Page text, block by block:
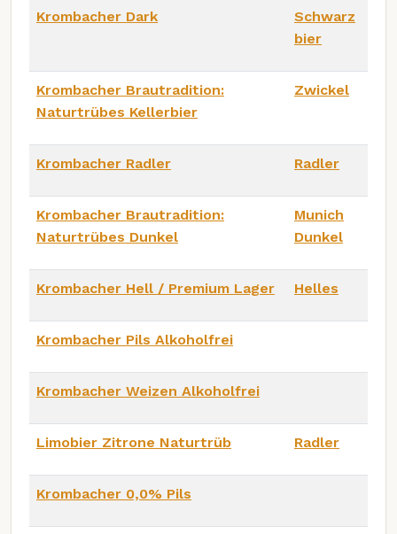
Krombacher Dark
Schwarz
bier
Krombacher Brautradition:
Naturtrübes Kellerbier
Zwickel
Krombacher Radler Radler
Krombacher Brautradition:
Naturtrübes Dunkel
Munich
Dunkel
Krombacher Hell / Premium Lager Helles
Krombacher Pils Alkoholfrei
Krombacher Weizen Alkoholfrei
Limobier Zitrone Naturtrüb Radler
Krombacher 0,0% Pils